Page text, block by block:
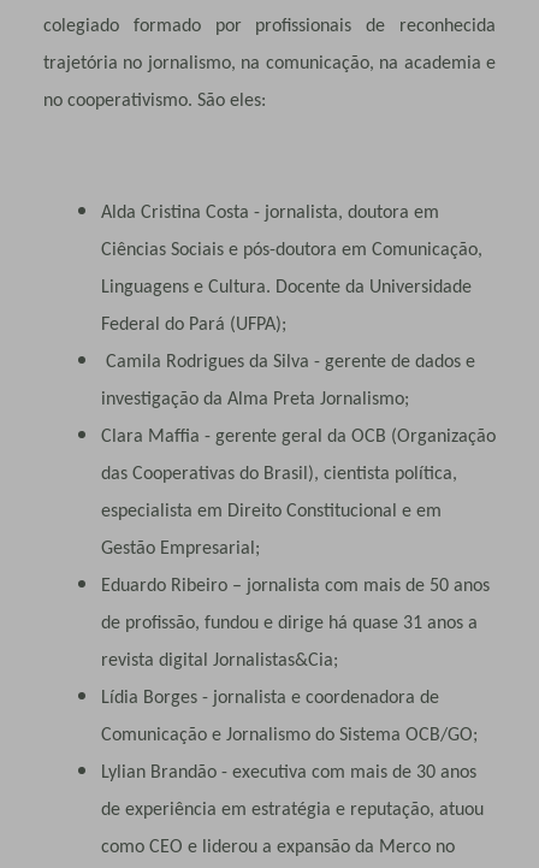
colegiado formado por profissionais de reconhecida
trajetória no jornalismo, na comunicação, na academia e
no cooperativismo. São eles:
Alda Cristina Costa - jornalista, doutora em
Ciências Sociais e pós-doutora em Comunicação,
Linguagens e Cultura. Docente da Universidade
Federal do Pará (UFPA);
Camila Rodrigues da Silva - gerente de dados e
investigação da Alma Preta Jornalismo;
Clara Maffia - gerente geral da OCB (Organização
das Cooperativas do Brasil), cientista política,
especialista em Direito Constitucional e em
Gestão Empresarial;
Eduardo Ribeiro – jornalista com mais de 50 anos
de profissão, fundou e dirige há quase 31 anos a
revista digital Jornalistas&Cia;
Lídia Borges - jornalista e coordenadora de
Comunicação e Jornalismo do Sistema OCB/GO;
Lylian Brandão - executiva com mais de 30 anos
de experiência em estratégia e reputação, atuou
como CEO e liderou a expansão da Merco no